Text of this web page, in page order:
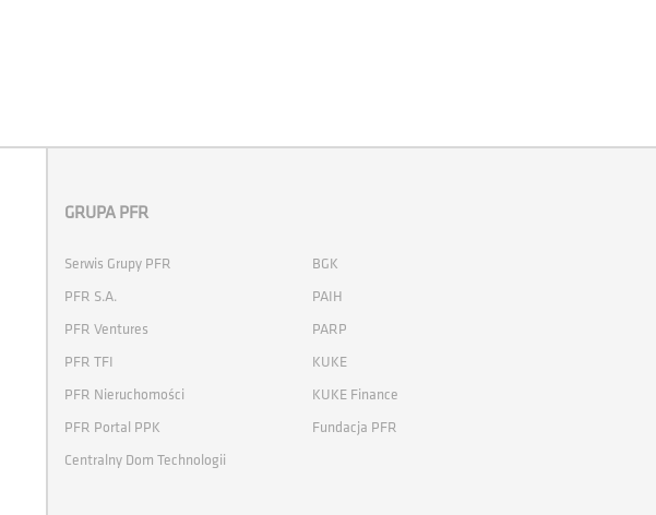
GRUPA PFR
Serwis Grupy PFR
PFR S.A.
PFR Ventures
PFR TFI
PFR Nieruchomości
PFR Portal PPK
Centralny Dom Technologii
BGK
PAIH
PARP
KUKE
KUKE Finance
Fundacja PFR